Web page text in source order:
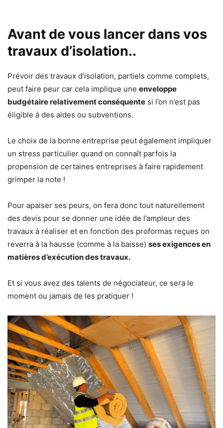
Avant de vous lancer dans vos
travaux d’isolation..
Prévoir des travaux d’isolation, partiels comme complets,
peut faire peur car cela implique une enveloppe
budgétaire relativement conséquente si l’on n’est pas
éligible à des aides ou subventions.
Le choix de la bonne entreprise peut également impliquer
un stress particulier quand on connaît parfois la
propension de certaines entreprises à faire rapidement
grimper la note !
Pour apaiser ses peurs, on fera donc tout naturellement
des devis pour se donner une idée de l’ampleur des
travaux à réaliser et en fonction des proformas reçues on
reverra à la hausse (comme à la baisse) ses exigences en
matières d’exécution des travaux.
Et si vous avez des talents de négociateur, ce sera le
moment ou jamais de les pratiquer !